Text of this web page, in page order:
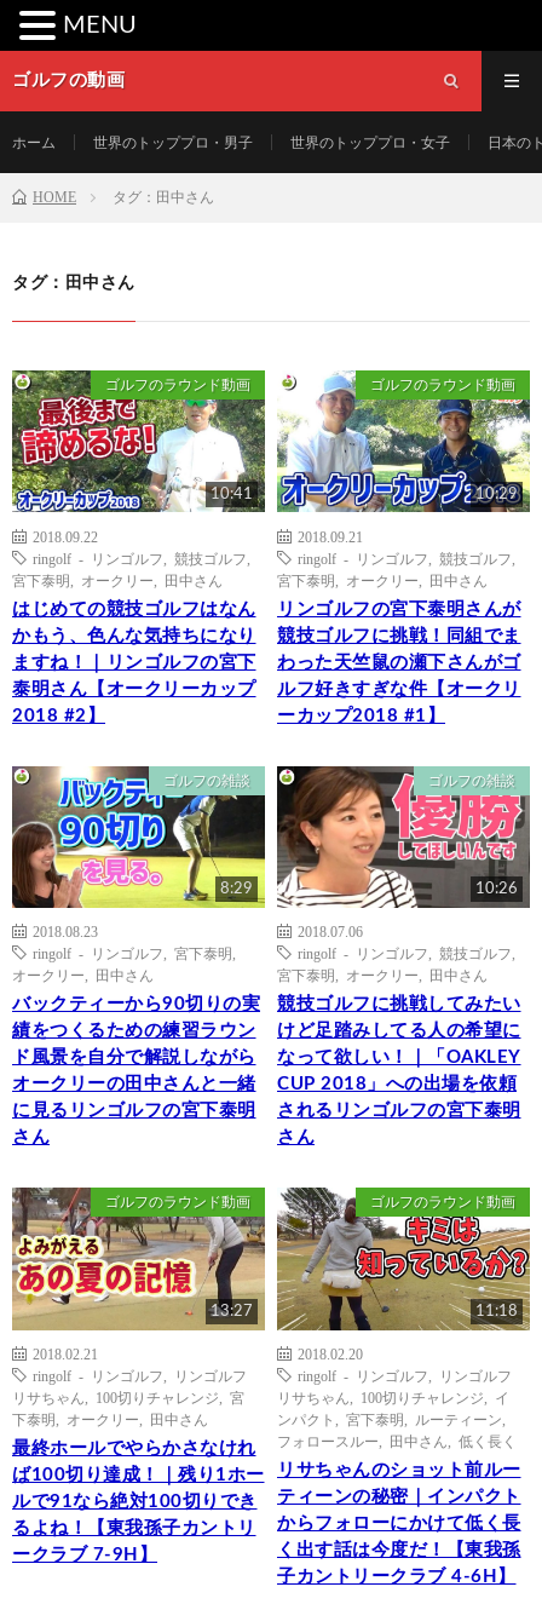
ゴルフの動画
ホーム 世界のトッププロ・男子 世界のトッププロ・女子 日本の
HOME タグ：田中さん
タグ：田中さん
ゴルフのラウンド動画
10:41
2018.09.22
ringolf - リンゴルフ
競技ゴルフ
宮下泰明
オークリー 田中さん
はじめての競技ゴルフはなん
かもう、色んな気持ちになり
ますね！｜リンゴルフの宮下
泰明さん【オークリーカップ
2018 #2】
ゴルフのラウンド動画
10:29
2018.09.21
ringolf - リンゴルフ
競技ゴルフ
宮下泰明
オークリー 田中さん
リンゴルフの宮下泰明さんが
競技ゴルフに挑戦！同組でま
わった天竺鼠の瀬下さんがゴ
ルフ好きすぎな件【オークリ
ーカップ2018 #1】
ゴルフの雑談
8:29
2018.08.23
ringolf - リンゴルフ
宮下泰明
オークリー
田中さん
バックティーから90切りの実
績をつくるための練習ラウン
ド風景を自分で解説しながら
オークリーの田中さんと一緒
に見るリンゴルフの宮下泰明
さん
ゴルフの雑談
10:26
2018.07.06
ringolf - リンゴルフ
競技ゴルフ
宮下泰明
オークリー 田中さん
競技ゴルフに挑戦してみたい
けど足踏みしてる人の希望に
なって欲しい！｜「OAKLEY
CUP 2018」への出場を依頼
されるリンゴルフの宮下泰明
さん
ゴルフのラウンド動画
13:27
2018.02.21
ringolf - リンゴルフ
リンゴルフ
リサちゃん
100切りチャレンジ
宮
下泰明
オークリー 田中さん
最終ホールでやらかさなけれ
ば100切り達成！｜残り1ホー
ルで91なら絶対100切りでき
るよね！【東我孫子カントリ
ークラブ 7-9H】
ゴルフのラウンド動画
11:18
2018.02.20
ringolf - リンゴルフ
リンゴルフ
リサちゃん
100切りチャレンジ
イ
ンパクト
宮下泰明 ルーティーン
フォロースルー
田中さん 低く長く
リサちゃんのショット前ルー
ティーンの秘密｜インパクト
からフォローにかけて低く長
く出す話は今度だ！【東我孫
子カントリークラブ 4-6H】
MENU